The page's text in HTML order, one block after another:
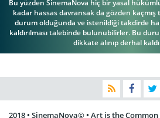
Bu yüzden SinemaNova hiç bir yasal
kadar hassas davransak da gözden
durum olduğunda ve istenildiği takdirde
kaldırılması talebinde bulunubilirler. Bu
dikkate alınıp derhal
2018 • SinemaNova© • Art is the